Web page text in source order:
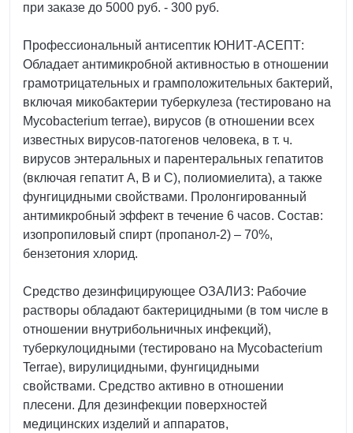
при заказе до 5000 руб. - 300 руб.
Профессиональный антисептик ЮНИТ-АСЕПТ:
Обладает антимикробной активностью в отношении
грамотрицательных и грамположительных бактерий,
включая микобактерии туберкулеза (тестировано на
Mycobacterium terrae), вирусов (в отношении всех
известных вирусов-патогенов человека, в т. ч.
вирусов энтеральных и парентеральных гепатитов
(включая гепатит А, В и С), полиомиелита), а также
фунгицидными свойствами. Пролонгированный
антимикробный эффект в течение 6 часов. Состав:
изопропиловый спирт (пропанол-2) – 70%,
бензетония хлорид.
Средство дезинфицирующее ОЗАЛИЗ: Рабочие
растворы обладают бактерицидными (в том числе в
отношении внутрибольничных инфекций),
туберкулоцидными (тестировано на Mycobacterium
Terrae), вирулицидными, фунгицидными
свойствами. Средство активно в отношении
плесени. Для дезинфекции поверхностей
медицинских изделий и аппаратов,